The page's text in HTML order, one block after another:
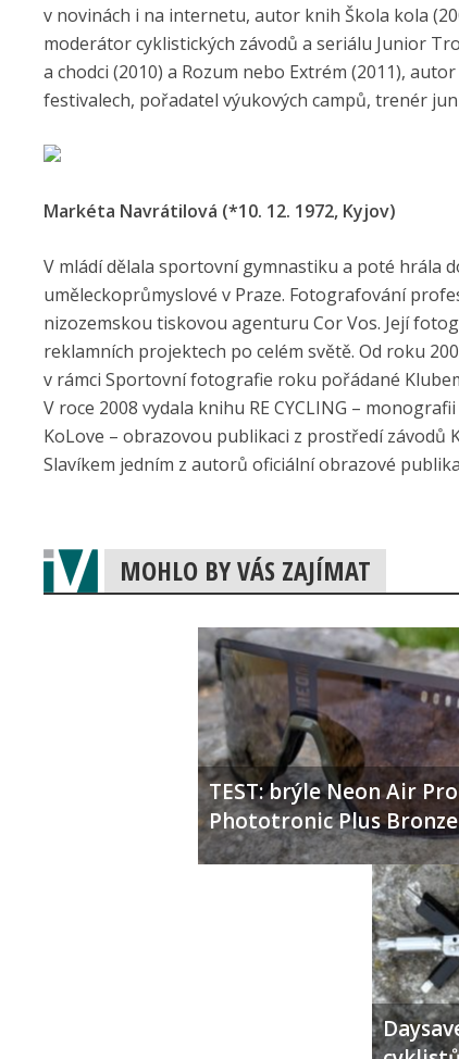
v novinách i na internetu, autor knih Škola kola
moderátor cyklistických závodů a seriálu Junior
a chodci (2010) a Rozum nebo Extrém (2011),
festivalech, pořadatel výukových campů, trenér
Markéta Navrátilová (*10. 12. 1972, Kyjov)
V mládí dělala sportovní gymnastiku a poté hrála
uměleckoprůmyslové v Praze. Fotografování
nizozemskou tiskovou agenturu Cor Vos. Její
reklamních projektech po celém světě. Od roku
v rámci Sportovní fotografie roku pořádané
V roce 2008 vydala knihu RE CYCLING –
KoLove – obrazovou publikaci z prostředí závodů
Slavíkem jedním z autorů oficiální obrazové
MOHLO BY VÁS ZAJÍMAT
TEST: brýle Neon Air
Phototronic Plus Bronze